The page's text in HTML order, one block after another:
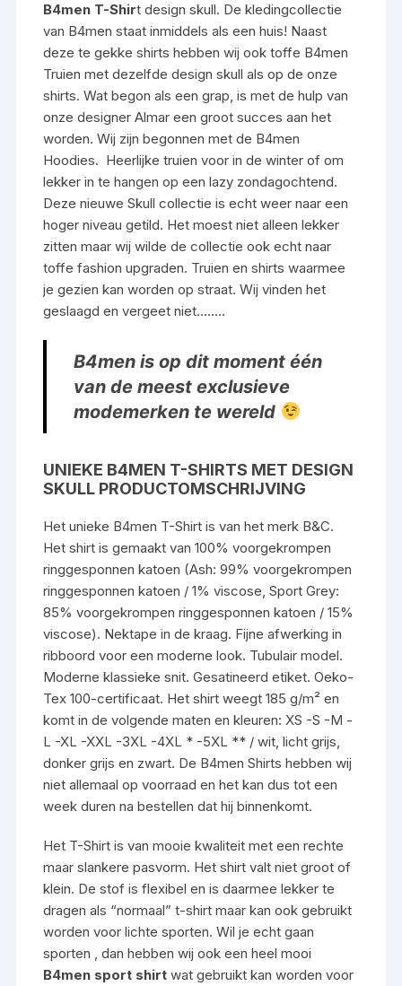
B4men T-Shirt design skull. De kledingcollectie
van B4men staat inmiddels als een huis! Naast
deze te gekke shirts hebben wij ook toffe B4men
Truien met dezelfde design skull als op de onze
shirts. Wat begon als een grap, is met de hulp van
onze designerAlmar een groot succes aan het
worden. Wij zijn begonnen met de B4men
Hoodies. Heerlijke truien voor in de winter of om
lekker in te hangen op een lazy zondagochtend.
Deze nieuwe Skull collectie is echt weer naar een
hoger niveau getild. Het moest niet alleen lekker
zitten maar wij wilde de collectie ook echt naar
toffe fashion upgraden. Truien en shirts waarmee
je gezien kan worden op straat. Wij vinden het
geslaagd en vergeet niet……..
B4men is op dit moment één
van de meest exclusieve
modemerken te wereld
UNIEKE B4MEN T-SHIRTS MET DESIGN
SKULL PRODUCTOMSCHRIJVING
Het unieke B4men T-Shirt is van het merk B&C.
Het shirt is gemaakt van 100% voorgekrompen
ringgesponnen katoen (Ash: 99% voorgekrompen
ringgesponnen katoen / 1% viscose, Sport Grey:
85% voorgekrompen ringgesponnen katoen / 15%
viscose). Nektape in de kraag. Fijne afwerking in
ribboord voor een moderne look. Tubulair model.
Moderne klassieke snit. Gesatineerd etiket. Oeko-
Tex 100-certificaat. Het shirt weegt 185 g/m² en
komt in de volgende maten en kleuren: XS -S -M -
L -XL -XXL -3XL -4XL * -5XL ** / wit, licht grijs,
donker grijs en zwart. De B4men Shirts hebben wij
niet allemaal op voorraad en het kan dus tot een
week duren na bestellen dat hij binnenkomt.
Het T-Shirt is van mooie kwaliteit met een rechte
maar slankere pasvorm. Het shirt valt niet groot of
klein. De stof is flexibel en is daarmee lekker te
dragen als “normaal” t-shirt maar kan ook gebruikt
worden voor lichte sporten. Wil je echt gaan
sporten , dan hebben wij ook een heel mooi
B4men sport shirt wat gebruikt kan worden voor